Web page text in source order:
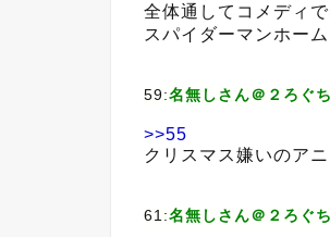
全体通してコメディ
スパイダーマンホー
59:名無しさん＠２ろぐ
>>55
クリスマス嫌いのア
61:名無しさん＠２ろぐ